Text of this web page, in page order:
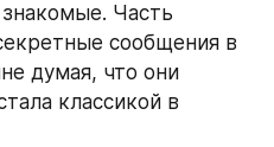
Часть
сообщения в
думая, что они
классикой в